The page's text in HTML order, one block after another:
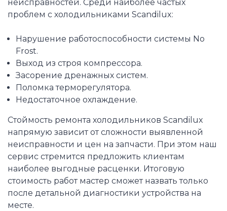
неисправностей. Среди наиболее частых
проблем с холодильниками Scandilux:
Нарушение работоспособности системы No
Frost.
Выход из строя компрессора.
Засорение дренажных систем.
Поломка терморегулятора.
Недостаточное охлаждение.
Стоймость ремонта холодильников Scandilux
напрямую зависит от сложности выявленной
неисправности и цен на запчасти. При этом наш
сервис стремится предложить клиентам
наиболее выгодные расценки. Итоговую
стоимость работ мастер сможет назвать только
после детальной диагностики устройства на
месте.